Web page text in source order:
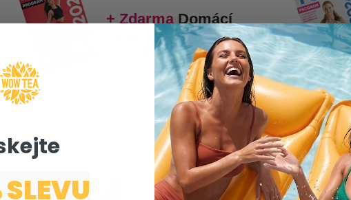
+ ZdarmaDomácí
tréninkový
pro objednávky nad 900 Kč!